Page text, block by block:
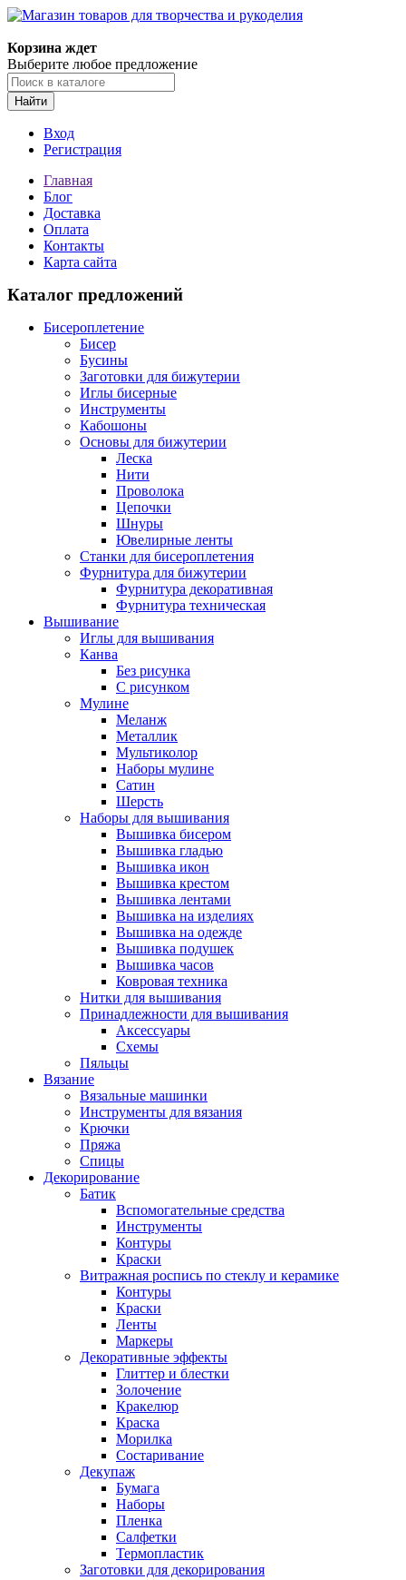
Корзина ждет
Выберите любое предложение
Найти
Вход
Регистрация
Главная
Блог
Доставка
Оплата
Контакты
Карта сайта
Каталог предложений
Бисероплетение
Бисер
Бусины
Заготовки для бижутерии
Иглы бисерные
Инструменты
Кабошоны
Основы для бижутерии
Леска
Нити
Проволока
Цепочки
Шнуры
Ювелирные ленты
Станки для бисероплетения
Фурнитура для бижутерии
Фурнитура декоративная
Фурнитура техническая
Вышивание
Иглы для вышивания
Канва
Без рисунка
С рисунком
Мулине
Меланж
Металлик
Мультиколор
Наборы мулине
Сатин
Шерсть
Наборы для вышивания
Вышивка бисером
Вышивка гладью
Вышивка икон
Вышивка крестом
Вышивка лентами
Вышивка на изделиях
Вышивка на одежде
Вышивка подушек
Вышивка часов
Ковровая техника
Нитки для вышивания
Принадлежности для вышивания
Аксессуары
Схемы
Пяльцы
Вязание
Вязальные машинки
Инструменты для вязания
Крючки
Пряжа
Спицы
Декорирование
Батик
Вспомогательные средства
Инструменты
Контуры
Краски
Витражная роспись по стеклу и керамике
Контуры
Краски
Ленты
Маркеры
Декоративные эффекты
Глиттер и блестки
Золочение
Кракелюр
Краска
Морилка
Состаривание
Декупаж
Бумага
Наборы
Пленка
Салфетки
Термопластик
Заготовки для декорирования